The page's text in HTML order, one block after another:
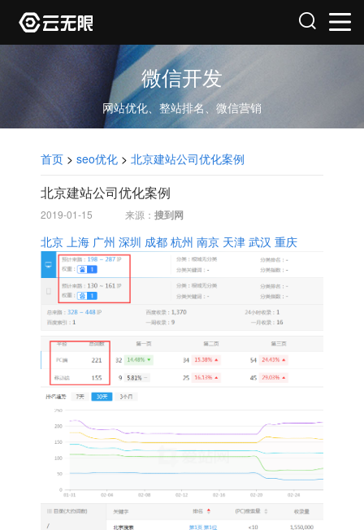
微信开发
网站优化、整站排名、微信营销
首页 > seo优化 > 北京建站公司优化案例
北京建站公司优化案例
2019-01-15 来源： 搜到网
北京 上海 广州 深圳 成都 杭州 南京 天津 武汉 重庆